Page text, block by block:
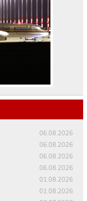
06.08.2026
06.08.2026
06.08.2026
06.08.2026
01.08.2026
01.08.2026